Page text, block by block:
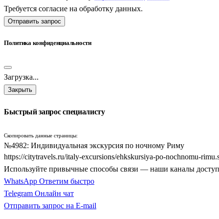
Требуется согласие на обработку данных.
Отправить запрос
Политика конфиденциальности
Загрузка...
Закрыть
Быстрый запрос специалисту
Скопировать данные страницы:
№4982: Индивидуальная экскурсия по ночному Риму
https://citytravels.ru/italy-excursions/ehkskursiya-po-nochnomu-
Используйте привычные способы связи — наши каналы
WhatsApp Ответим быстро
Telegram Онлайн чат
Отправить запрос на E-mail